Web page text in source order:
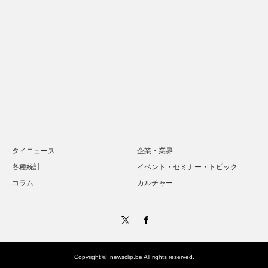
タイニュース
企業・業界
各種統計
イベント・セミナー・トピック
コラム
カルチャー
Copyright © newsclip.be All rights reserved.